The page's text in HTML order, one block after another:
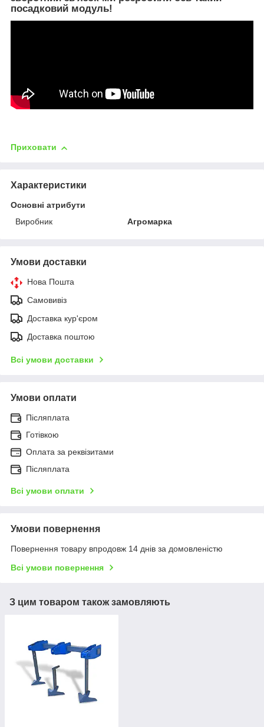
посадковий модуль!
Приховати
Характеристики
Основні атрибути
Виробник
Агромарка
Умови доставки
Нова Пошта
Самовивіз
Доставка кур'єром
Доставка поштою
Всі умови доставки
Умови оплати
Післяплата
Готівкою
Оплата за реквізитами
Післяплата
Всі умови оплати
Умови повернення
Повернення товару впродовж 14 днів за домовленістю
Всі умови повернення
З цим товаром також замовляють